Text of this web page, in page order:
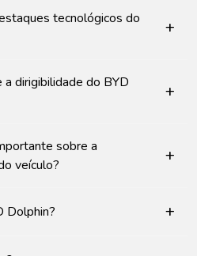
tecnológicos do
+
dirigibilidade do BYD
+
sobre a
veículo?
+
Dolphin? +